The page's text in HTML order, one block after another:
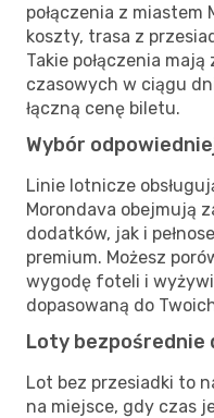
połączenia z miastem
koszty, trasa z
Takie połączenia
czasowych w ciągu
łączną cenę biletu.
Wybór
Linie lotnicze
Morondava obejmują
dodatków, jak i
premium. Możesz
wygodę foteli i
dopasowaną do
Loty bezpośrednie
Lot bez przesiadki to
na miejsce, gdy czas